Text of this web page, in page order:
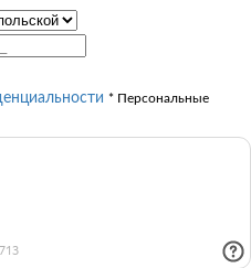
* Персональные